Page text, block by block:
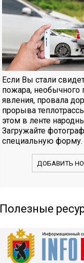
Если Вы стали
пожара, необычного
явления, провала
прорыва
этом в ленте
Загружайте
специальную форму.
ДОБАВИТЬ
Полезные